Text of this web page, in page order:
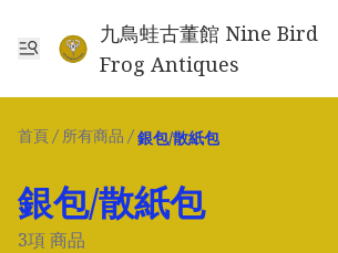
九鳥蛙古董館 Nine Bird
Frog Antiques
首頁 / 所有商品 / 銀包/散紙包
銀包/散紙包
3項 商品